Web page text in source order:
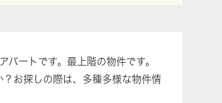
ートです。最上階の物件です。
お探しの際は、多種多様な物件情